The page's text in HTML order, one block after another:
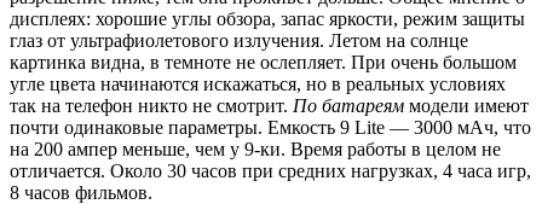
дисплеях: хорошие углы обзора, запас яркости, режим защиты
глаз от ультрафиолетового излучения. Летом на солнце
картинка видна, в темноте не ослепляет. При очень большом
угле цвета начинаются искажаться, но в реальных условиях
так на телефон никто не смотрит. По батареям модели имеют
почти одинаковые параметры. Емкость 9 Lite — 3000 мАч, что
на 200 ампер меньше, чем у 9-ки. Время работы в целом не
отличается. Около 30 часов при средних нагрузках, 4 часа игр,
8 часов фильмов.